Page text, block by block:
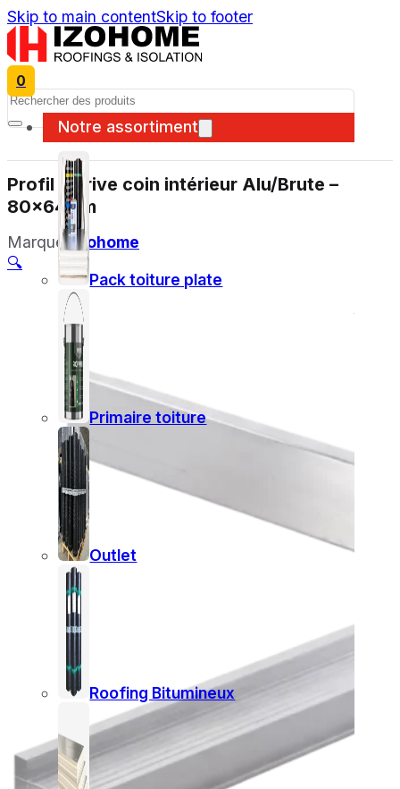
Skip to main contentSkip to footer
0
Notre assortiment
Pack toiture plate
Primaire toiture
Outlet
Roofing Bitumineux
Search
Profil de rive coin intérieur Alu/Brute –
80x64mm
Marque:Izohome
🔍